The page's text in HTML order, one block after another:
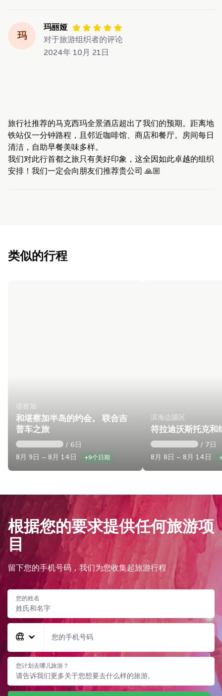
玛
玛丽娅
对于旅游组织者的评论
2024年 10月 21日
旅行社推荐的马克西玛全景酒店超出了我们的预期。距离地
铁站仅一分钟路程，且邻近咖啡馆、商店和餐厅。房间每日
清洁，自助早餐美味多样。
我们对此行首都之旅只有美好印象，这全因如此卓越的组织
安排！我们一定会向朋友们推荐贵公司 🙏🏼
类似的行程
堪察加
和堪察加半岛的约会。 联合吉
普车之旅
/ 6日
8月 9日 – 8月 14日
+9个日期
滨海边疆区
符拉迪沃斯托克和
/ 7日
8月 8日 – 8月 14日
根据您的要求提供任何旅游项
目
留下您的手机号码，我们为您收集起旅游行程
您的姓名
您的手机号码
您计划去哪儿旅游？